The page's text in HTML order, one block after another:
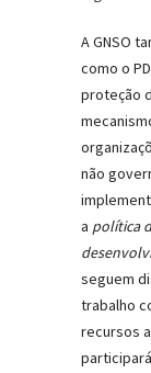
A GNSO
como o
proteção
não
a política
seguem
trabalho
recursos